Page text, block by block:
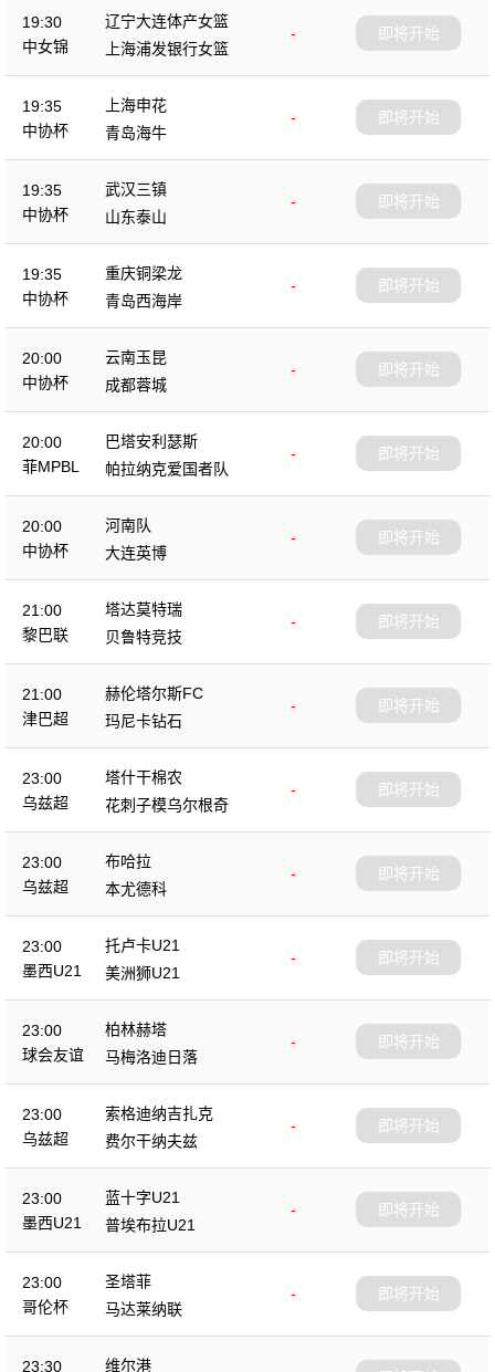
19:30
中女锦
辽宁大连体产女篮
-
上海浦发银行女篮
即将开始
19:35
中协杯
上海申花
-
青岛海牛
即将开始
19:35
中协杯
武汉三镇
-
山东泰山
即将开始
19:35
中协杯
重庆铜梁龙
-
青岛西海岸
即将开始
20:00
中协杯
云南玉昆
-
成都蓉城
即将开始
20:00
菲MPBL
巴塔安利瑟斯
-
帕拉纳克爱国者队
即将开始
20:00
中协杯
河南队
-
大连英博
即将开始
21:00
黎巴联
塔达莫特瑞
-
贝鲁特竞技
即将开始
21:00
津巴超
赫伦塔尔斯FC
-
玛尼卡钻石
即将开始
23:00
乌兹超
塔什干棉农
-
花刺子模乌尔根奇
即将开始
23:00
乌兹超
布哈拉
-
本尤德科
即将开始
23:00
墨西U21
托卢卡U21
-
美洲狮U21
即将开始
23:00
球会友谊
柏林赫塔
-
马梅洛迪日落
即将开始
23:00
乌兹超
索格迪纳吉扎克
-
费尔干纳夫兹
即将开始
23:00
墨西U21
蓝十字U21
-
普埃布拉U21
即将开始
23:00
哥伦杯
圣塔菲
-
马达莱纳联
即将开始
23:30 维尔港